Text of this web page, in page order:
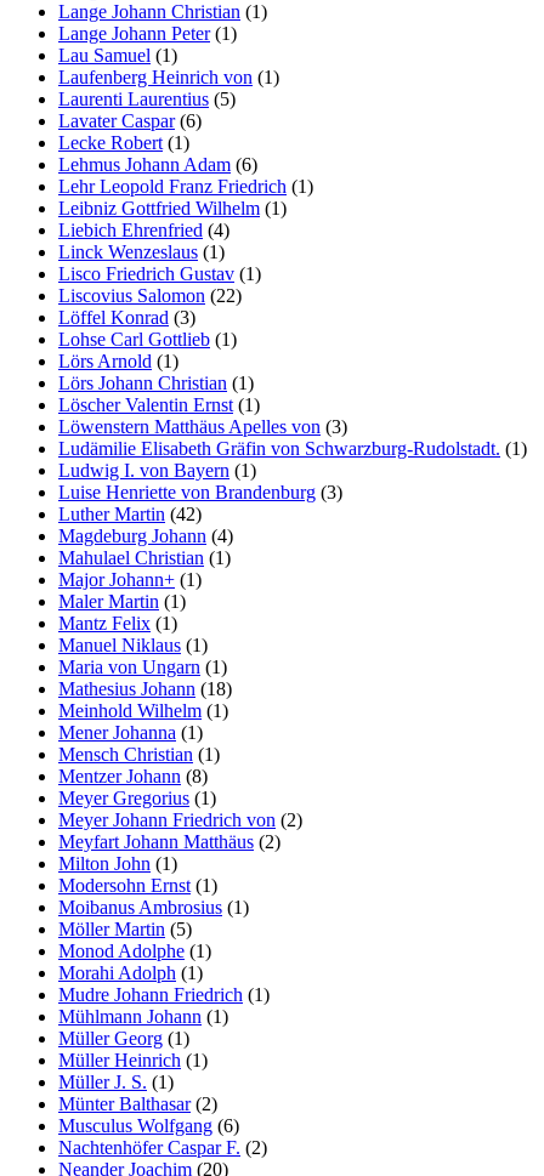
Lange Johann Christian (1)
Lange Johann Peter(1)
Lau Samuel (1)
Laufenberg Heinrich von (1)
Laurenti Laurentius (5)
Lavater Caspar(6)
Lecke Robert (1)
Lehmus Johann Adam (6)
Lehr Leopold Franz Friedrich (1)
Leibniz Gottfried Wilhelm (1)
Liebich Ehrenfried (4)
Linck Wenzeslaus (1)
Lisco Friedrich Gustav (1)
Liscovius Salomon (22)
Löffel Konrad (3)
Lohse Carl Gottlieb (1)
Lörs Arnold (1)
Lörs Johann Christian (1)
Löscher Valentin Ernst (1)
Löwenstern Matthäus Apelles von (3)
Ludämilie Elisabeth Gräfin von Schwarzburg-Rudolstadt. (1)
Ludwig I. von Bayern (1)
Luise Henriette von Brandenburg (3)
Luther Martin (42)
Magdeburg Johann (4)
Mahulael Christian (1)
Major Johann+ (1)
Maler Martin (1)
Mantz Felix (1)
Manuel Niklaus (1)
Maria von Ungarn (1)
Mathesius Johann (18)
Meinhold Wilhelm (1)
Mener Johanna (1)
Mensch Christian (1)
Mentzer Johann (8)
Meyer Gregorius (1)
Meyer Johann Friedrich von (2)
Meyfart Johann Matthäus (2)
Milton John (1)
Modersohn Ernst (1)
Moibanus Ambrosius (1)
Möller Martin (5)
Monod Adolphe (1)
Morahi Adolph (1)
Mudre Johann Friedrich (1)
Mühlmann Johann (1)
Müller Georg (1)
Müller Heinrich (1)
Müller J. S. (1)
Münter Balthasar(2)
Musculus Wolfgang (6)
Nachtenhöfer Caspar F. (2)
Neander Joachim (20)